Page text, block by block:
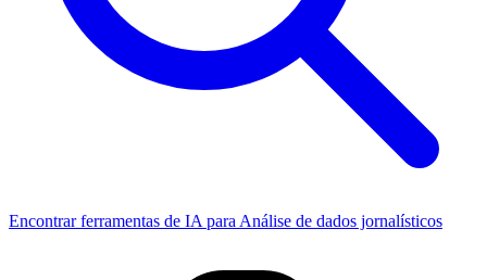
Encontrar ferramentas de IA para Análise de dados jornalísticos